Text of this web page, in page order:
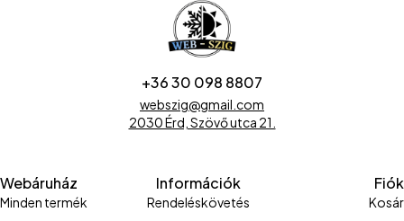
+36 30 098 8807
webszig@gmail.com
2030 Érd, Szövő utca 21.
Webáruház
Minden termék
Információk
Rendeléskövetés
Fiók
Kosár